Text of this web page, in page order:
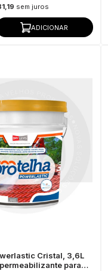
sem juros
ADICIONAR
Cristal, 3,6L
para